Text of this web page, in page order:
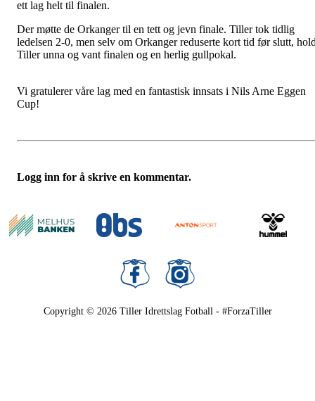
ett lag helt til finalen.
Der møtte de Orkanger til en tett og jevn finale. Tiller tok tidlig
ledelsen 2-0, men selv om Orkanger reduserte kort tid før slutt,
Tiller unna og vant finalen og en herlig gullpokal.
Vi gratulerer våre lag med en fantastisk innsats i Nils Arne Eggen
Cup!
Logg inn for å skrive en kommentar.
Copyright © 2026 Tiller Idrettslag Fotball - #ForzaTiller